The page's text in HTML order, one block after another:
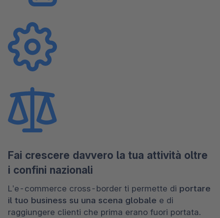
Fai crescere davvero la tua attività oltre
i confini nazionali
L’e-commerce cross-border ti permette di portare
il tuo business su una scena globale e di
raggiungere clienti che prima erano fuori portata.